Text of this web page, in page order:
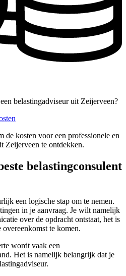
belastingadviseur uit Zeijerveen?
de kosten voor een professionele en
Zeijerveen te ontdekken.
belastingconsulent
een logische stap om te nemen.
in je aanvraag. Je wilt namelijk
over de opdracht ontstaat, het is
te komen.
wordt vaak een
Het is namelijk belangrijk dat je